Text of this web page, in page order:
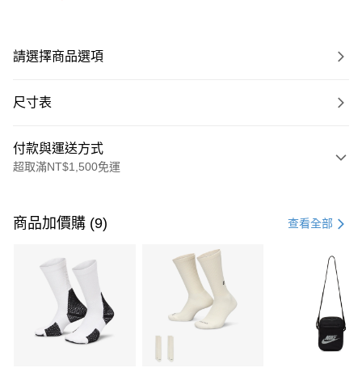
請選擇商品選項
尺寸表
付款與運送方式
超取滿NT$1,500免運
信用卡一次付款
3 期 0 利率 每期 21家銀行
合作金庫商業銀行
第一商業銀行
華南商業銀行
彰化商業銀行
上海商業儲蓄銀行
Apple Pay
商品加價購 (9) 查看全部